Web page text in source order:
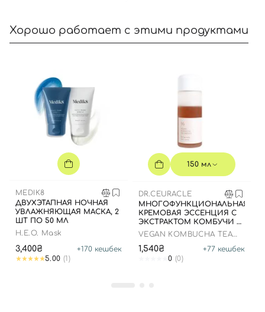
Хорошо работает с этими продуктами
MEDIK8
ДВУХЭТАПНАЯ НОЧНАЯ
УВЛАЖНЯЮЩАЯ МАСКА, 2
ШТ ПО 50 МЛ
H.E.O. Mask
3,400₴ +170 кешбек
5.00 (1)
150 мл
DR.CEURACLE
МНОГОФУНКЦИОНАЛЬНАЯ
КРЕМОВАЯ ЭССЕНЦИЯ С
ЭКСТРАКТОМ КОМБУЧИ И
ЧЕРНОГО ЧАЯ, 150 МЛ
VEGAN KOMBUCHA TEA
1,540₴ +77 кешбек
0 (0)